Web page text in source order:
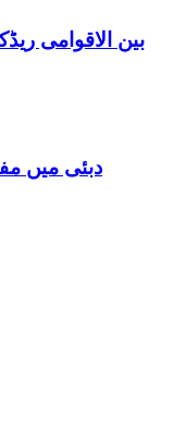
بین الاقوامی
دبئی میں